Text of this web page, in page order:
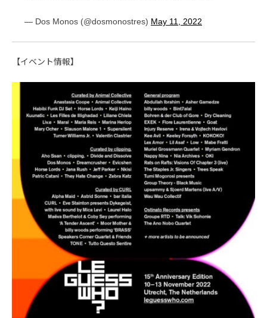
— Dos Monos (@dosmonostres) May 11, 2022
【イベント情報】